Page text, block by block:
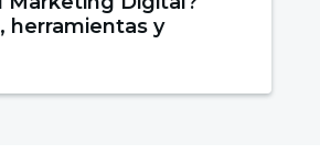
herramientas y